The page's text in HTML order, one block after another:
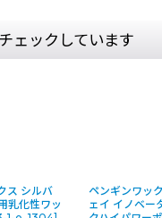
ェックしています
ス シルバ
乳化性ワッ
ペンギンワッ
ェイ イノベー